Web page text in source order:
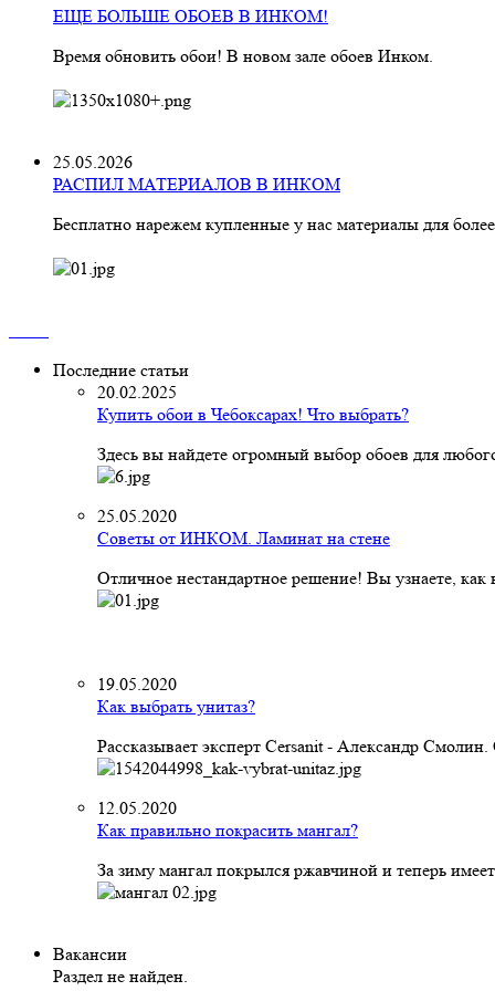
ЕЩЕ БОЛЬШЕ ОБОЕВ В ИНКОМ!
Время обновить обои! В новом зале обоев Инком.
25.05.2026
РАСПИЛ МАТЕРИАЛОВ В ИНКОМ
Бесплатно нарежем купленные у нас материалы для
Последние статьи
20.02.2025
Купить обои в Чебоксарах! Что выбрать?
Здесь вы найдете огромный выбор обоев для
25.05.2020
Советы от ИНКОМ. Ламинат на стене
Отличное нестандартное решение! Вы узнаете,
19.05.2020
Как выбрать унитаз?
Рассказывает эксперт Cersanit - Александр
12.05.2020
Как правильно покрасить мангал?
За зиму мангал покрылся ржавчиной и теперь
Вакансии
Раздел не найден.